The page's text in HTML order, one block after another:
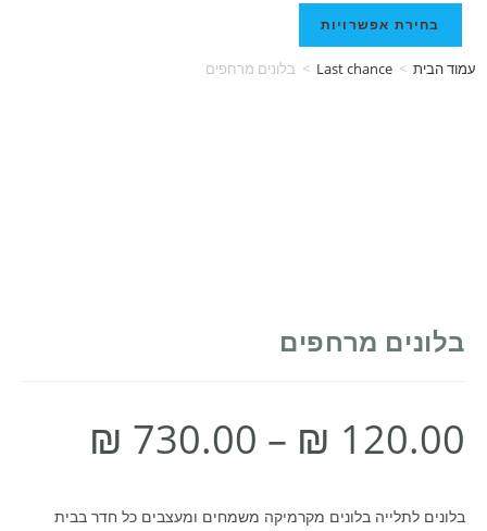
בחירת אפשרויות
עמוד הבית >
Last chance
> בלונים מרחפים
בלונים מרחפים
₪ 120.00
–
₪ 730.00
בלונים לתלייה בלונים מקרמיקה משמחים ומעצבים כל חדר בבית